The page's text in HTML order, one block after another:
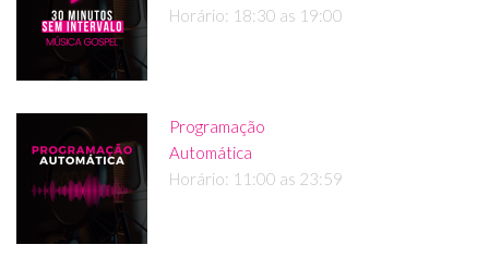
Horário: 18:30 as 19:00
Programação
Automática
Horário: 11:00 as 23:59